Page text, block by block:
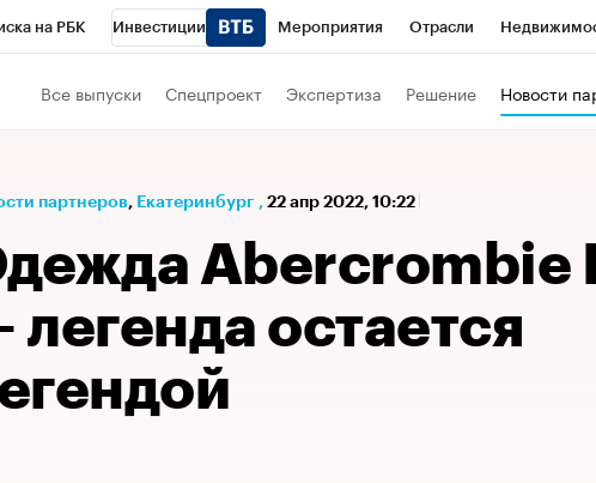
на РБК Инвестиции Мероприятия Отрасли
контрагентов Политика Технологии и
Все выпуски Спецпроект Экспертиза Решение Новости
партнеров⁠, Екатеринбург , 22 апр 2022, 10:22
Abercrombie
легенда остается